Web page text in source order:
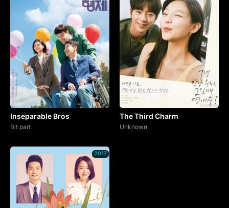
Inseparable Bros
Bit part
The Third Charm
Unknown
2017